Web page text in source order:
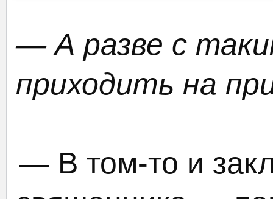
— А разве с
приходить на
— В том-то и